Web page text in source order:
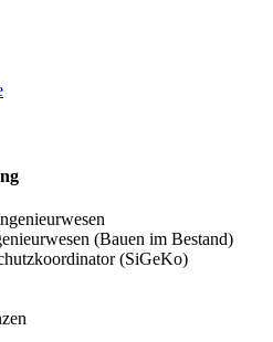
(Bauen im Bestand)
(SiGeKo)